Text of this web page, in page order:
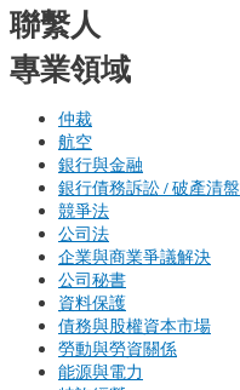
聯繫人
專業領域
仲裁
航空
銀行與金融
銀行債務訴訟 / 破產清盤
競爭法
公司法
企業與商業爭議解決
公司秘書
資料保護
債務與股權資本市場
勞動與勞資關係
能源與電力